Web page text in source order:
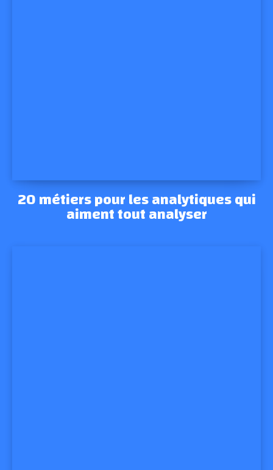
20 métiers pour les analytiques qui
aiment tout analyser